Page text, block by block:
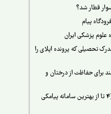
قطار شد؟
پیام
علوم پزشکی ایران
تحصیلی که پرونده اپلای را
برای حفاظت از درختان و
بهترین پنل پیامکی ایران [4 تا از بهترین سامانه پیامکی